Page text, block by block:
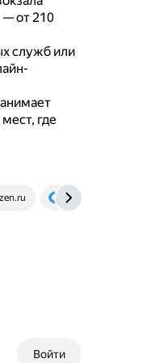
— от 210
служб или
где
www.avtodispetcher.ru
Войти